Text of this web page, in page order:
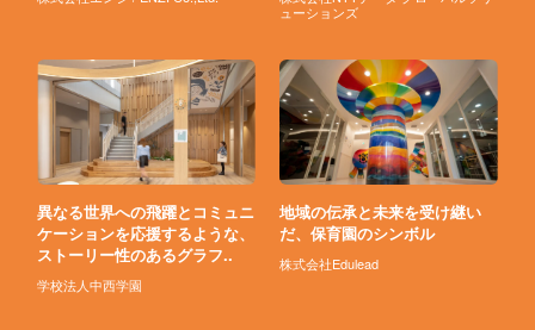
ューションズ
異なる世界への飛躍とコミュニ
ケーションを応援するような、
ストーリー性のあるグラフ..
学校法人中西学園
地域の伝承と未来を受け継い
だ、保育園のシンボル
株式会社Edulead